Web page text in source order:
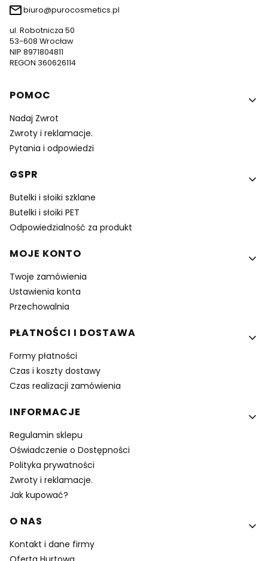
biuro@purocosmetics.pl
ul. Robotnicza 50
53-608 Wrocław
NIP 8971804811
REGON 360626114
Linki w stopce
POMOC
Nadaj Zwrot
Zwroty i reklamacje.
Pytania i odpowiedzi
GSPR
Butelki i słoiki szklane
Butelki i słoiki PET
Odpowiedzialność za produkt
MOJE KONTO
Twoje zamówienia
Ustawienia konta
Przechowalnia
PŁATNOŚCI I DOSTAWA
Formy płatności
Czas i koszty dostawy
Czas realizacji zamówienia
INFORMACJE
Regulamin sklepu
Oświadczenie o Dostępności
Polityka prywatności
Zwroty i reklamacje.
Jak kupować?
O NAS
Kontakt i dane firmy